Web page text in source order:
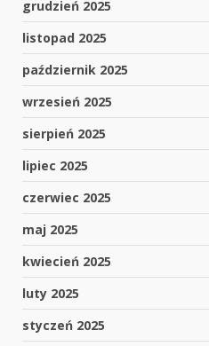
grudzień 2025
listopad 2025
październik 2025
wrzesień 2025
sierpień 2025
lipiec 2025
czerwiec 2025
maj 2025
kwiecień 2025
luty 2025
styczeń 2025